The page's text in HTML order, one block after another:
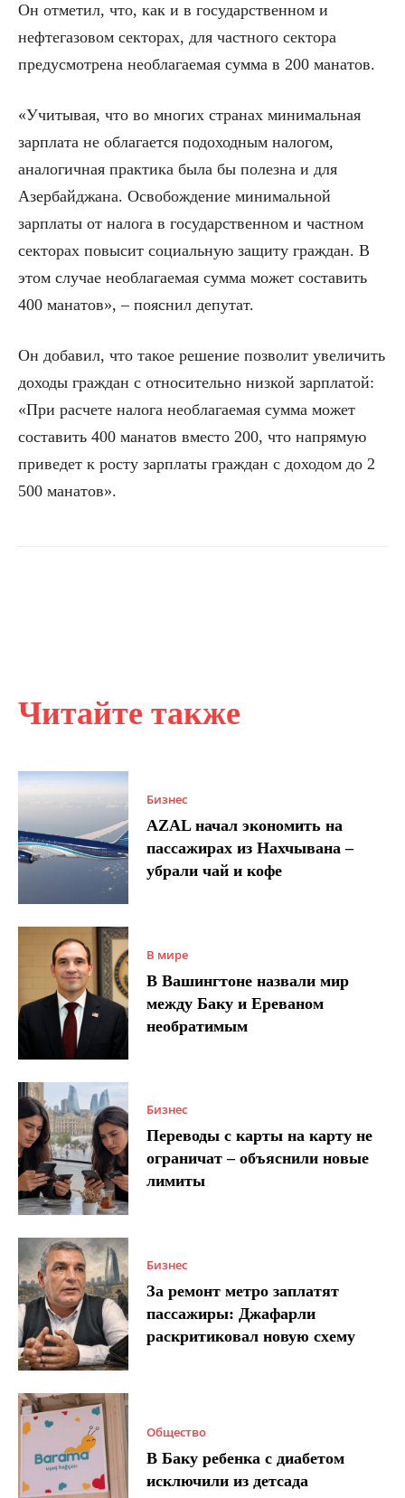
Читайте также
Бизнес
AZAL начал экономить на
пассажирах из Нахчывана –
убрали чай и кофе
В мире
В Вашингтоне назвали мир
между Баку и Ереваном
необратимым
Бизнес
Переводы с карты на карту не
ограничат – объяснили новые
лимиты
Бизнес
За ремонт метро заплатят
пассажиры: Джафарли
раскритиковал новую схему
Общество
В Баку ребенка с диабетом
исключили из детсада
Он отметил, что, как и в государственном и
нефтегазовом секторах, для частного сектора
предусмотрена необлагаемая сумма в 200 манатов.
«Учитывая, что во многих странах минимальная
зарплата не облагается подоходным налогом,
аналогичная практика была бы полезна и для
Азербайджана. Освобождение минимальной
зарплаты от налога в государственном и частном
секторах повысит социальную защиту граждан. В
этом случае необлагаемая сумма может составить
400 манатов», – пояснил депутат.
Он добавил, что такое решение позволит увеличить
доходы граждан с относительно низкой зарплатой:
«При расчете налога необлагаемая сумма может
составить 400 манатов вместо 200, что напрямую
приведет к росту зарплаты граждан с доходом до 2
500 манатов».